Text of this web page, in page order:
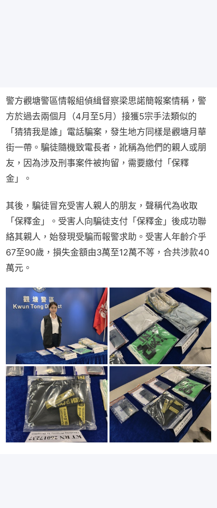
警方觀塘警區情報組偵緝督察梁思諾簡報案情稱，警
方於過去兩個月（4月至5月）接獲5宗手法類似的
「猜猜我是誰」電話騙案，發生地方同樣是觀塘月華
街一帶。騙徒隨機致電長者，訛稱為他們的親人或朋
友，因為涉及刑事案件被拘留，需要繳付「保釋
金」。
其後，騙徒冒充受害人親人的朋友，聲稱代為收取
「保釋金」。受害人向騙徒支付「保釋金」後成功聯
絡其親人，始發現受騙而報警求助。受害人年齡介乎
67至90歲，損失金額由3萬至12萬不等，合共涉款40
萬元。